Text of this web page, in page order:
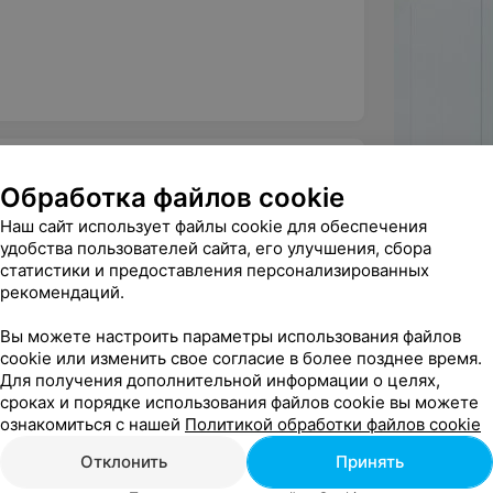
в «АрхиМед»
специалисты, которые
и обладающие и
а потому мы учитываем
врача-гинеколога Карукину Т. В. Я в
то нашла своего вр...
Гинекология
свое дело профессионал-
все четко объяснил...
Обработка файлов cookie
Наш сайт использует файлы cookie для обеспечения
удобства пользователей сайта, его улучшения, сбора
статистики и предоставления персонализированных
рекомендаций.
Вы можете настроить параметры использования файлов
cookie или изменить свое согласие в более позднее время.
Для получения дополнительной информации о целях,
сроках и порядке использования файлов cookie вы можете
ознакомиться с нашей Политикой обработки файлов cookie
Отклонить
Принять